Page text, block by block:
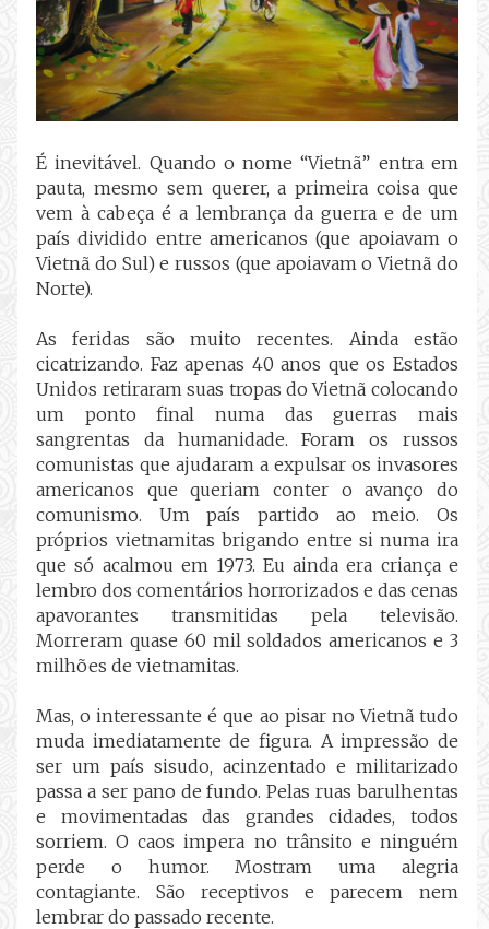
É inevitável. Quando o nome “Vietnã” entra em
pauta, mesmo sem querer, a primeira coisa que
vem à cabeça é a lembrança da guerra e de um
país dividido entre americanos (que apoiavam o
Vietnã do Sul) e russos (que apoiavam o Vietnã do
Norte).
As feridas são muito recentes. Ainda estão
cicatrizando. Faz apenas 40 anos que os Estados
Unidos retiraram suas tropas do Vietnã colocando
um ponto final numa das guerras mais
sangrentas da humanidade. Foram os russos
comunistas que ajudaram a expulsar os invasores
americanos que queriam conter o avanço do
comunismo. Um país partido ao meio. Os
próprios vietnamitas brigando entre si numa ira
que só acalmou em 1973. Eu ainda era criança e
lembro dos comentários horrorizados e das cenas
apavorantes transmitidas pela televisão.
Morreram quase 60 mil soldados americanos e 3
milhões de vietnamitas.
Mas, o interessante é que ao pisar no Vietnã tudo
muda imediatamente de figura. A impressão de
ser um país sisudo, acinzentado e militarizado
passa a ser pano de fundo. Pelas ruas barulhentas
e movimentadas das grandes cidades, todos
sorriem. O caos impera no trânsito e ninguém
perde o humor. Mostram uma alegria
contagiante. São receptivos e parecem nem
lembrar do passado recente.